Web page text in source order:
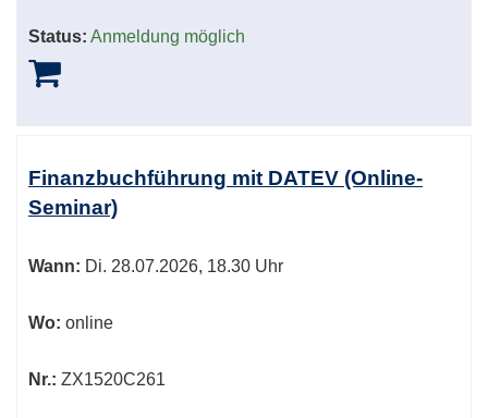
Status: Anmeldung möglich
Finanzbuchführung mit DATEV (Online-
Seminar)
Wann: Di. 28.07.2026, 18.30 Uhr
Wo: online
Nr.: ZX1520C261